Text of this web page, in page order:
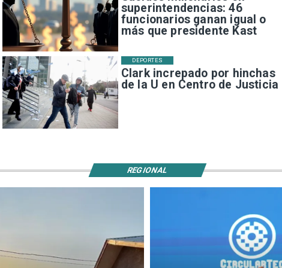
superintendencias: 46
funcionarios ganan igual o
más que presidente Kast
Clark increpado por hinchas
de la U en Centro de Justicia
DEPORTES
REGIONAL